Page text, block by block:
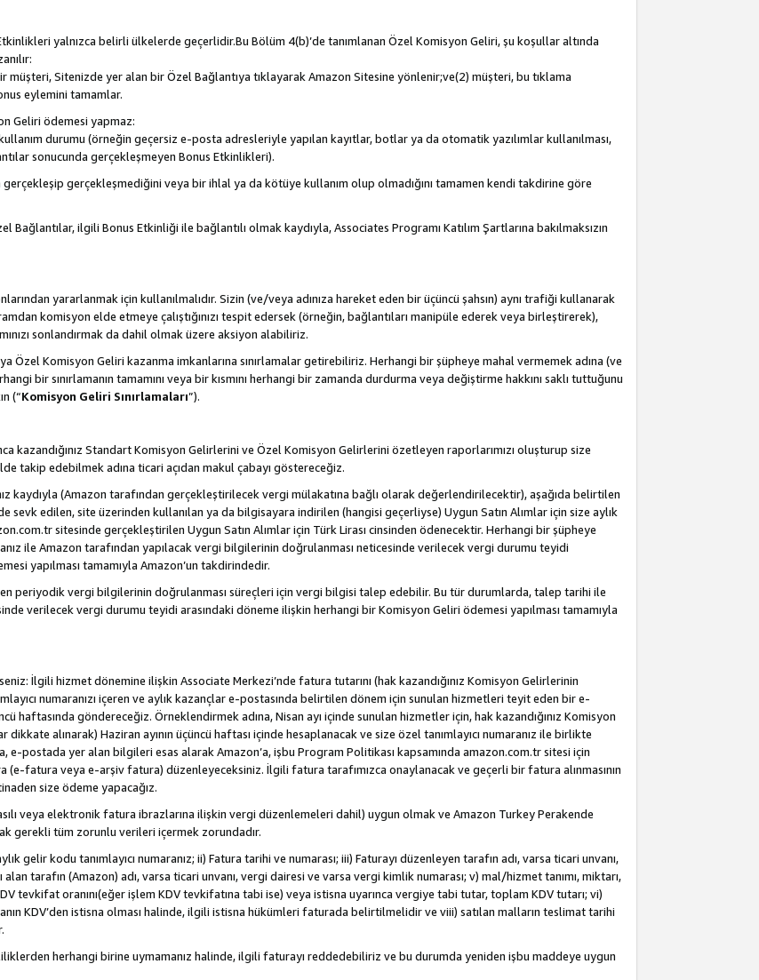
yalnızca belirli ülkelerde geçerlidir.Bu Bölüm 4(b)’de tanımlanan Özel Komisyon Geliri, şu koşullar altında
Sitenizde yer alan bir Özel Bağlantıya tıklayarak Amazon Sitesine yönlenir;ve(2) müşteri, bu tıklama
eylemini tamamlar.
Geliri ödemesi yapmaz:
durumu (örneğin geçersiz e-posta adresleriyle yapılan kayıtlar, botlar ya da otomatik yazılımlar kullanılması,
sonucunda gerçekleşmeyen Bonus Etkinlikleri).
gerçekleşmediğini veya bir ihlal ya da kötüye kullanım olup olmadığını tamamen kendi takdirine göre
ilgili Bonus Etkinliği ile bağlantılı olmak kaydıyla, Associates Programı Katılım Şartlarına bakılmaksızın
yararlanmak için kullanılmalıdır. Sizin (ve/veya adınıza hareket eden bir üçüncü şahsın) aynı trafiği kullanarak
komisyon elde etmeye çalıştığınızı tespit edersek (örneğin, bağlantıları manipüle ederek veya birleştirerek),
sonlandırmak da dahil olmak üzere aksiyon alabiliriz.
Özel Komisyon Geliri kazanma imkanlarına sınırlamalar getirebiliriz. Herhangi bir şüpheye mahal vermemek adına (ve
bir sınırlamanın tamamını veya bir kısmını herhangi bir zamanda durdurma veya değiştirme hakkını saklı tuttuğunu
(“Komisyon Geliri Sınırlamaları”).
kazandığınız Standart Komisyon Gelirlerini ve Özel Komisyon Gelirlerini özetleyen raporlarımızı oluşturup size
takip edebilmek adına ticari açıdan makul çabayı göstereceğiz.
kaydıyla (Amazon tarafından gerçekleştirilecek vergi mülakatına bağlı olarak değerlendirilecektir), aşağıda belirtilen
edilen, site üzerinden kullanılan ya da bilgisayara indirilen (hangisi geçerliyse) Uygun Satın Alımlar için size aylık
sitesinde gerçekleştirilen Uygun Satın Alımlar için Türk Lirası cinsinden ödenecektir. Herhangi bir şüpheye
ile Amazon tarafından yapılacak vergi bilgilerinin doğrulanması neticesinde verilecek vergi durumu teyidi
yapılması tamamıyla Amazon’un takdirindedir.
periyodik vergi bilgilerinin doğrulanması süreçleri için vergi bilgisi talep edebilir. Bu tür durumlarda, talep tarihi ile
verilecek vergi durumu teyidi arasındaki döneme ilişkin herhangi bir Komisyon Geliri ödemesi yapılması tamamıyla
İlgili hizmet dönemine ilişkin Associate Merkezi’nde fatura tutarını (hak kazandığınız Komisyon Gelirlerinin
numaranızı içeren ve aylık kazançlar e-postasında belirtilen dönem için sunulan hizmetleri teyit eden bir e-
haftasında göndereceğiz. Örneklendirmek adına, Nisan ayı içinde sunulan hizmetler için, hak kazandığınız Komisyon
alınarak) Haziran ayının üçüncü haftası içinde hesaplanacak ve size özel tanımlayıcı numaranız ile birlikte
e-postada yer alan bilgileri esas alarak Amazon’a, işbu Program Politikası kapsamında amazon.com.tr sitesi için
fatura veya e-arşiv fatura) düzenleyeceksiniz. İlgili fatura tarafımızca onaylanacak ve geçerli bir fatura alınmasının
size ödeme yapacağız.
veya elektronik fatura ibrazlarına ilişkin vergi düzenlemeleri dahil) uygun olmak ve Amazon Turkey Perakende
gerekli tüm zorunlu verileri içermek zorundadır.
gelir kodu tanımlayıcı numaranız; ii) Fatura tarihi ve numarası; iii) Faturayı düzenleyen tarafın adı, varsa ticari unvanı,
tarafın (Amazon) adı, varsa ticari unvanı, vergi dairesi ve varsa vergi kimlik numarası; v) mal/hizmet tanımı, miktarı,
tevkifat oranını(eğer işlem KDV tevkifatına tabi ise) veya istisna uyarınca vergiye tabi tutar, toplam KDV tutarı; vi)
KDV’den istisna olması halinde, ilgili istisna hükümleri faturada belirtilmelidir ve viii) satılan malların teslimat tarihi
herhangi birine uymamanız halinde, ilgili faturayı reddedebiliriz ve bu durumda yeniden işbu maddeye uygun